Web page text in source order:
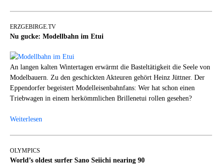
ERZGEBIRGE.TV
Nu gucke: Modellbahn im Etui
An langen kalten Wintertagen erwärmt die Basteltätigkeit die Seele von
Modelbauern. Zu den geschickten Akteuren gehört Heinz Jüttner. Der
Eppendorfer begeistert Modelleisenbahnfans: Wer hat schon einen
Triebwagen in einem herkömmlichen Brillenetui rollen gesehen?
Weiterlesen
OLYMPICS
World’s oldest surfer Sano Seiichi nearing 90